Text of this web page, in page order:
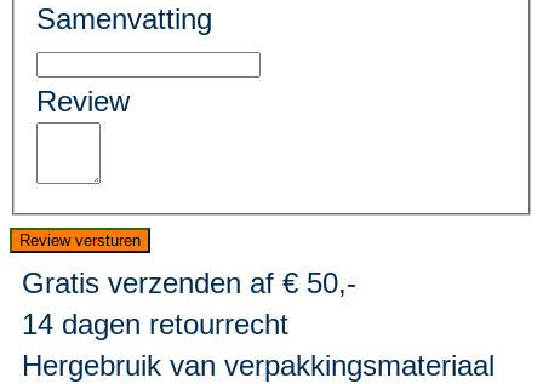
Samenvatting
Review
Review versturen
Gratis verzenden af € 50,-
14 dagen retourrecht
Hergebruik van verpakkingsmateriaal